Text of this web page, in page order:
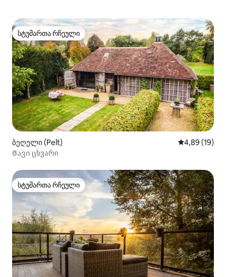
სტუმართა რჩეული
სტუმართა რჩეული
ბეღელი (Pelt) საშუალო
4,89 (19)
Შავი ცხვარი
სტუმართა რჩეული
სტუმართა რჩეული